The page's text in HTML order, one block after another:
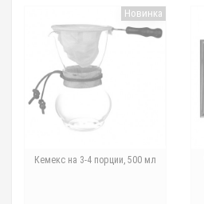
Новинка
Кемекс на 3-4 порции, 500 мл